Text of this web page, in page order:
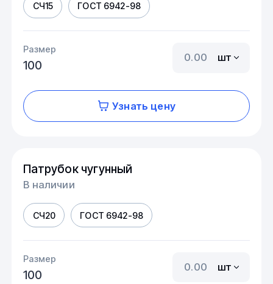
СЧ15 ГОСТ 6942-98
Размер
100
шт
Узнать цену
Патрубок чугунный
В наличии
СЧ20 ГОСТ 6942-98
Размер
100
шт